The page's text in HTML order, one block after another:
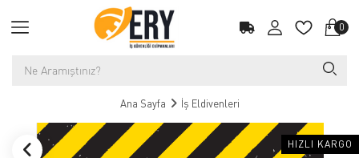
0
Ana Sayfa İş Eldivenleri
HIZLI KARGO